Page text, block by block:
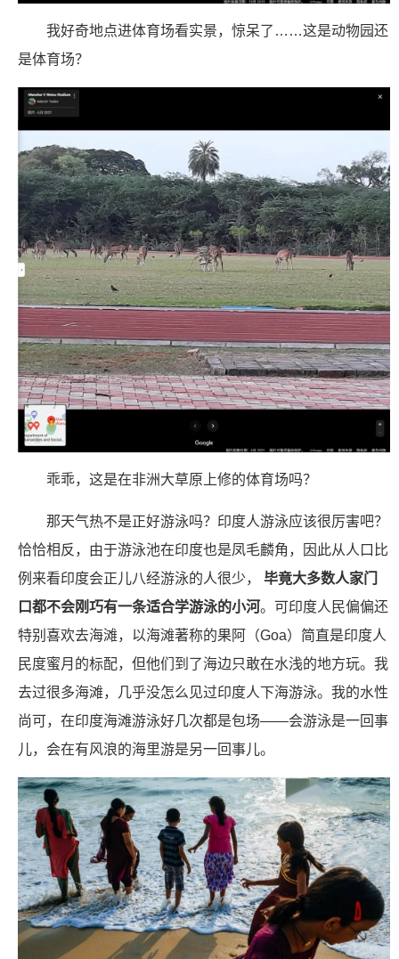
我好奇地点进体育场看实景，惊呆了……这是动物园还
是体育场？
乖乖，这是在非洲大草原上修的体育场吗？
那天气热不是正好游泳吗？印度人游泳应该很厉害吧？
恰恰相反，由于游泳池在印度也是凤毛麟角，因此从人口比
例来看印度会正儿八经游泳的人很少， 毕竟大多数人家门
口都不会刚巧有一条适合学游泳的小河。可印度人民偏偏还
特别喜欢去海滩，以海滩著称的果阿（Goa）简直是印度人
民度蜜月的标配，但他们到了海边只敢在水浅的地方玩。我
去过很多海滩，几乎没怎么见过印度人下海游泳。我的水性
尚可，在印度海滩游泳好几次都是包场——会游泳是一回事
儿，会在有风浪的海里游是另一回事儿。